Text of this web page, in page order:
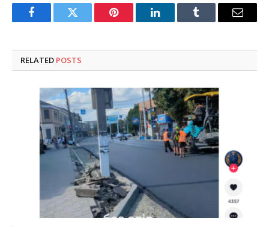
FacebookTwitter Pinterest LinkedInTumblr Email
RELATED POSTS